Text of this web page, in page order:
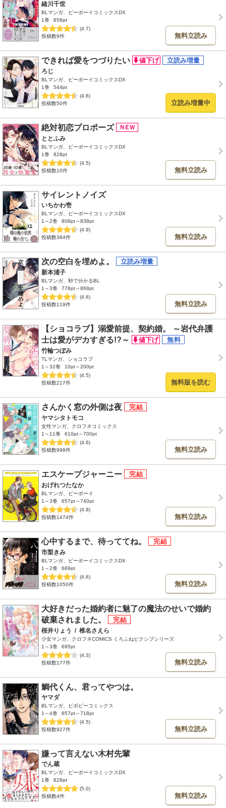
緒川千世
BLマンガ、ビーボーイコミックスDX
1巻
858pt
(4.7)
投稿数9件
無料立読み
できれば愛をつづりたい
ろじ
BLマンガ、ビーボーイコミックスDX
1巻
544pt
(4.6)
投稿数50件
立読み増量中
絶対初恋プロポーズ
ととふみ
BLマンガ、ビーボーイコミックスDX
1巻
828pt
(4.5)
投稿数10件
無料立読み
サイレントノイズ
いちかわ壱
BLマンガ、ビーボーイコミックスDX
1～2巻
808pt～838pt
(4.9)
投稿数384件
無料立読み
次の空白を埋めよ。
新本浦子
BLマンガ、秒で分かるBL
1～3巻
778pt～868pt
(4.6)
投稿数119件
無料立読み
【ショコラブ】溺愛前提、契約婚。 ～岩代弁護
士は愛がデカすぎる!?～
竹輪つぼみ
TLマンガ、ショコラブ
1～32巻
10pt～200pt
(4.5)
投稿数217件
無料版を読む
さんかく窓の外側は夜
ヤマシタトモコ
女性マンガ、クロフネコミックス
1～11巻
610pt～700pt
(4.6)
投稿数998件
無料立読み
エスケープジャーニー
おげれつたなか
BLマンガ、ビーボーイ
1～3巻
657pt～740pt
(4.8)
投稿数1474件
無料立読み
心中するまで、待っててね。
市梨きみ
BLマンガ、ビーボーイコミックスDX
1～2巻
689pt
(4.6)
投稿数1050件
無料立読み
大好きだった婚約者に魅了の魔法のせいで婚約
破棄されました。
桜井りょう / 椎名さえら
少女マンガ、クロフネCOMICS くろふねピクシブシリーズ
1～3巻
695pt
(4.3)
投稿数177件
無料立読み
鯛代くん、君ってやつは。
ヤマダ
BLマンガ、ビボピーコミックス
1～4巻
657pt～718pt
(4.5)
投稿数927件
無料立読み
嫌って言えない木村先輩
でん蔵
BLマンガ、ビーボーイコミックスDX
1巻
828pt
(5.0)
投稿数4件
無料立読み